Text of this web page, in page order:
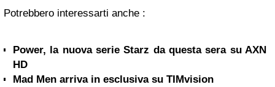
Potrebbero interessarti anche :
Power, la nuova serie Starz da questa sera su AXN
HD
Mad Men arriva in esclusiva su TIMvision